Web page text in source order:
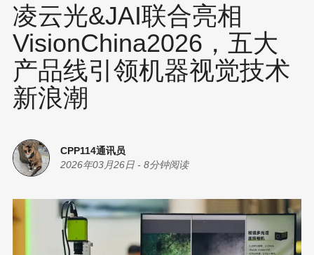
凌云光&JAI联合亮相
VisionChina2026，五大
产品线引领机器视觉技术
新浪潮
CPP114通讯员
2026年03月26日 - 8分钟阅读